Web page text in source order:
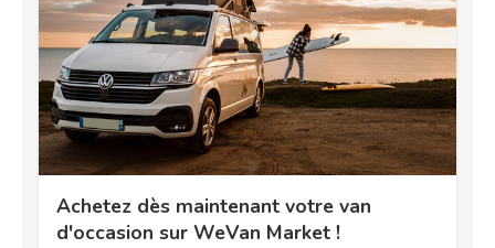
Achetez dès maintenant votre van
d'occasion sur WeVan Market !